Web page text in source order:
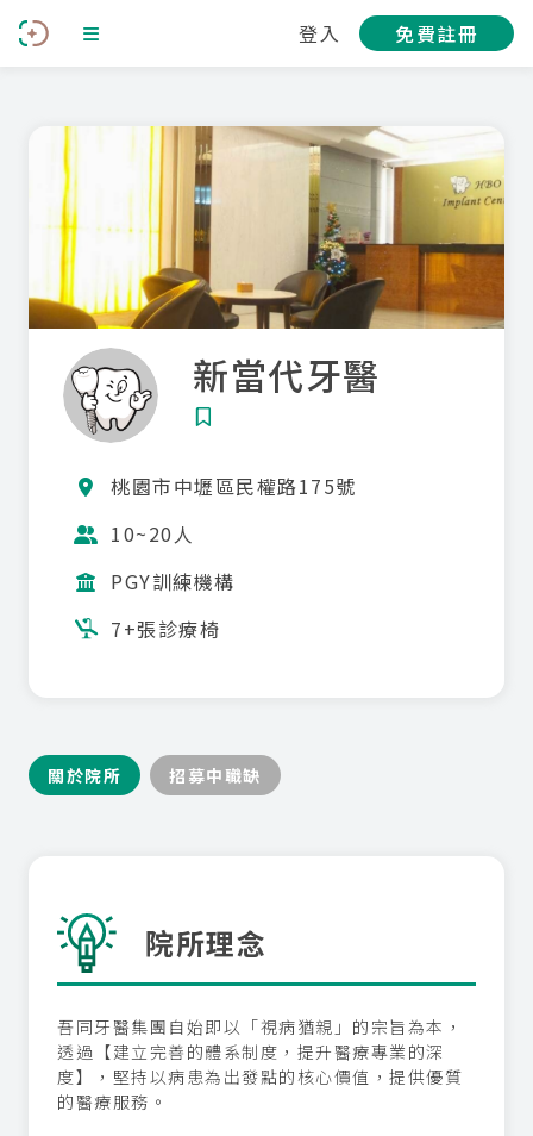
登入 免費註冊
新當代牙醫
桃園市中壢區民權路175號
10~20人
PGY訓練機構
7+張診療椅
關於院所 招募中職缺
院所理念
吾同牙醫集團自始即以「視病猶親」的宗旨為本，
透過【建立完善的體系制度，提升醫療專業的深
度】，堅持以病患為出發點的核心價值，提供優質
的醫療服務。